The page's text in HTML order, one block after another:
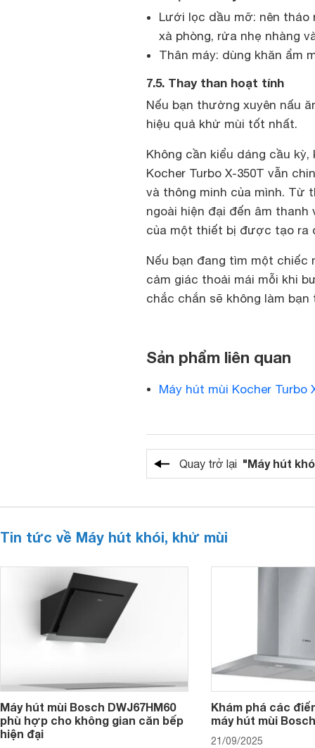
Lưới lọc dầu mỡ: nên tháo
xà phòng, rửa nhẹ nhàng
Thân máy: dùng khăn ẩm
7.5. Thay than hoạt tính
Nếu bạn thường xuyên nấu
hiệu quả khử mùi tốt nhất.
Không cần kiểu dáng cầu
Kocher Turbo X-350T vẫn
và thông minh của mình. Từ
ngoài hiện đại đến âm
của một thiết bị được tạo ra
Nếu bạn đang tìm một chiếc
cảm giác thoải mái mỗi khi
chắc chắn sẽ không làm bạn
Sản phẩm liên quan
Máy hút mùi Kocher Turbo
Quay trở lại "Máy hút
Tin tức về Máy hút khói, khử mùi
Máy hút mùi Bosch DWJ67HM60
phù hợp cho không gian căn bếp
hiện đại
Khám phá các
máy hút mùi
21/09/2025